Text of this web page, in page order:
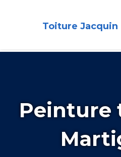
Toiture Jacquin
Peinture